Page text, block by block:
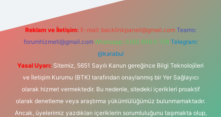
Reklam ve İletişim: E-mail: backlinkpaneli@gmail.com Teams:
forumhizmeti@gmail.com Whatsapp: 0262 606 0 726 Telegram:
@karabul
Yasal Uyarı: Sitemiz, 5651 Sayılı Kanun gereğince Bilgi Teknolojileri
ve İletişim Kurumu (BTK) tarafından onaylanmış bir Yer Sağlayıcı
olarak hizmet vermektedir. Bu nedenle, sitedeki içerikleri proaktif
olarak denetleme veya araştırma yükümlülüğümüz bulunmamaktadır.
Ancak, üyelerimiz yazdıkları içeriklerin sorumluluğunu taşımakta olup,